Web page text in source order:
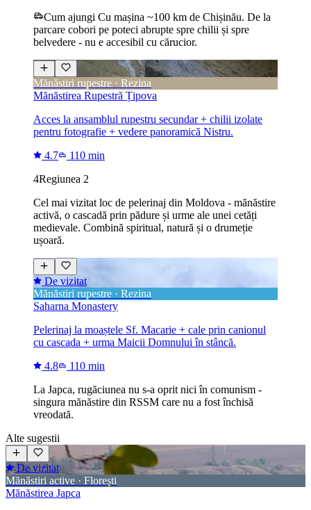
Cum ajungi Cu mașina ~100 km de Chișinău. De la
parcare cobori pe poteci abrupte spre chilii și spre
belvedere - nu e accesibil cu cărucior.
Mănăstiri rupestre · Rezina
Mănăstirea Rupestră Țipova
Acces la ansamblul rupestru secundar + chilii izolate
pentru fotografie + vedere panoramică Nistru.
4.7
110 min
4Regiunea 2
Cel mai vizitat loc de pelerinaj din Moldova - mănăstire
activă, o cascadă prin pădure și urme ale unei cetăți
medievale. Combină spiritual, natură și o drumeție
ușoară.
De vizitat
Mănăstiri rupestre · Rezina
Saharna Monastery
Pelerinaj la moaștele Sf. Macarie + cale prin canionul
cu cascada + urma Maicii Domnului în stâncă.
4.8
110 min
La Japca, rugăciunea nu s-a oprit nici în comunism -
singura mănăstire din RSSM care nu a fost închisă
vreodată.
Alte sugestii
De vizitat
Mănăstiri active · Florești
Mănăstirea Japca